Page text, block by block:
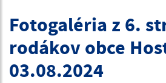
Fotogaléria z 6.
rodákov obce
03.08.2024